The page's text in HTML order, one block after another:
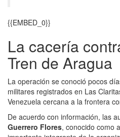
{{EMBED_0}}
La cacería
Tren de Aragua
La operación se conoció pocos
militares registrados en Las
Venezuela cercana a la frontera
De acuerdo con información, las
Guerrero Flores, conocido como